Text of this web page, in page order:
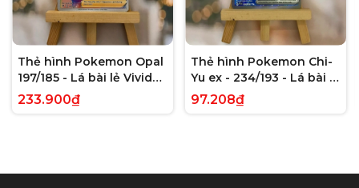
Thẻ hình Pokemon Opal
197/185 - Lá bài lẻ Vivid
Voltage Hyper Rare tiếng
Anh chính hãng
233.900₫
Thẻ hình Pokemon Chi-
Yu ex - 234/193 - Lá bài lẻ
Paldea Evolved Full Art
Secret Rare tiếng Anh
97.208₫